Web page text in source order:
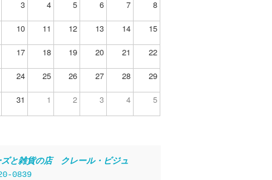
3
4 5 6 7 8
10 11 12 13 14 15
17 18 19 20 21 22
24 25 26 27 28 29
31 1 2 3 4 5
と雑貨の店　クレール・ビジュ
0839